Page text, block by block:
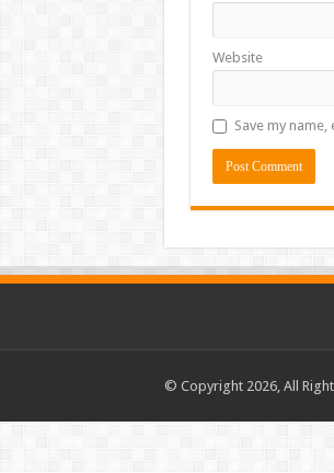
Website
Save my
© Copyright 2026, All